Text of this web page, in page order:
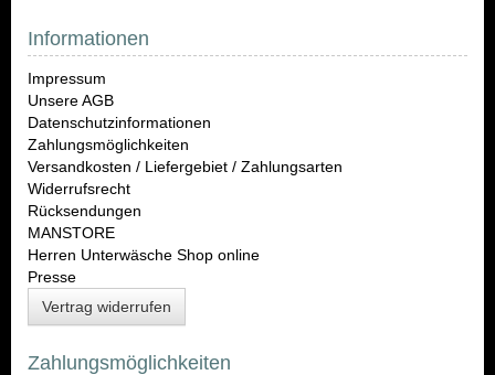
Informationen
Impressum
Unsere AGB
Datenschutzinformationen
Zahlungsmöglichkeiten
Versandkosten / Liefergebiet / Zahlungsarten
Widerrufsrecht
Rücksendungen
MANSTORE
Herren Unterwäsche Shop online
Presse
Vertrag widerrufen
Zahlungsmöglichkeiten